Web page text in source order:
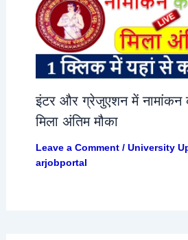
इंटर और ग्रेजुएशन में नामांकन
मिला अंतिम मौका
Leave a Comment / University
arjobportal